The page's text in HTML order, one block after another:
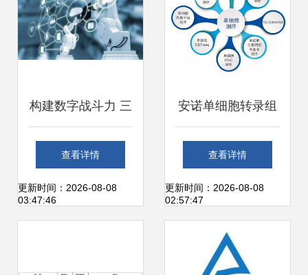
构建数字战斗力 三
彩家SaaS如何助力
企业数字化转型
查看详情
更新时间：2026-08-08
03:47:46
安诺单细胞转录组
测序再获突破 两篇
高水平研究文章同
日发表
查看详情
更新时间：2026-08-08
02:57:47